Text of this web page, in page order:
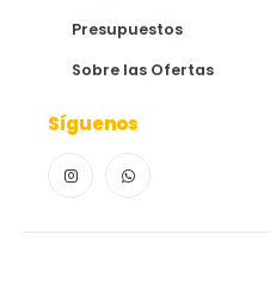
Presupuestos
Sobre las Ofertas
Síguenos